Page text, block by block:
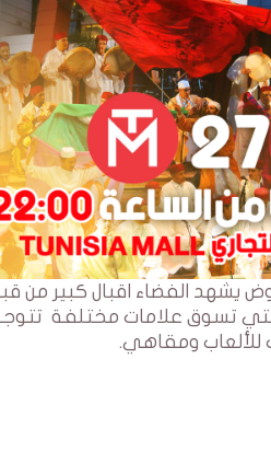
يشهد الفضاء اقبال كبير من
تسوق علامات مختلفة
للألعاب ومقاهي.